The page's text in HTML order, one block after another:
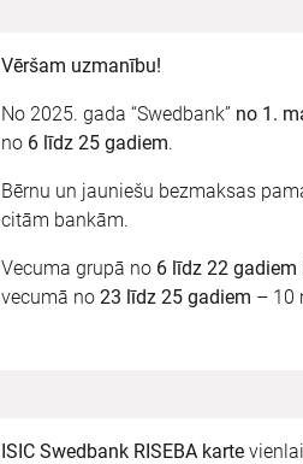
Vēršam uzmanību!
No 2025. gada “Swedbank” no 1.
no 6 līdz 25 gadiem.
Bērnu un jauniešu bezmaksas
citām bankām.
Vecuma grupā no 6 līdz 22 gadiem
vecumā no 23 līdz 25 gadiem – 10
ISIC Swedbank RISEBA karte